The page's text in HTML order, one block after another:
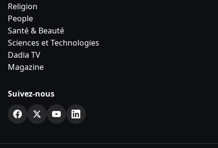
Religion
People
Santé & Beauté
Sciences et Technologies
Dadia TV
Magazine
Suivez-nous